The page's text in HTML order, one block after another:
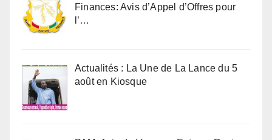
Finances: Avis d’Appel d’Offres pour
l’…
Actualités : La Une de La Lance du 5
août en Kiosque